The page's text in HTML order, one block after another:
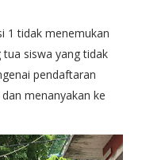
1 tidak menemukan
siswa yang tidak
pendaftaran
menanyakan ke